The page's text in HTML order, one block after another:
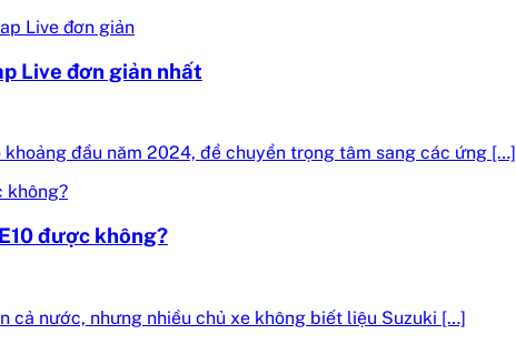
Live đơn giản nhất
đầu năm 2024, để chuyển trọng tâm sang các ứng […]
được không?
cả nước, nhưng nhiều chủ xe không biết liệu Suzuki […]